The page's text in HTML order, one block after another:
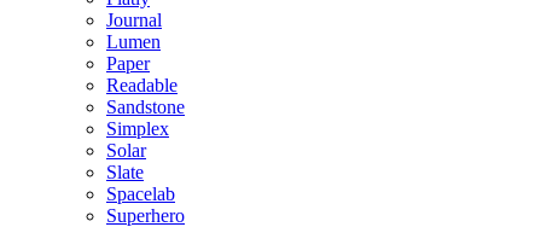
Journal
Lumen
Paper
Readable
Sandstone
Simplex
Solar
Slate
Spacelab
Superhero